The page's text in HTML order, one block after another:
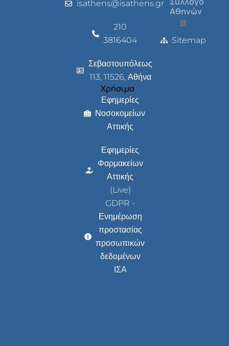
isathens@isathens.gr
210
3816404
Σεβαστουπόλεως
113, 11526, Αθήνα
Χρήσιμα
Εφημερίες
Νοσοκομείων
Αττικής
Εφημερίες
Φαρμακείων
Αττικής
(Live)
GDPR -
Ενημέρωση
προστασίας
προσωπικών
δεδομένων
ΙΣΑ
Αθηνών
Sitemap